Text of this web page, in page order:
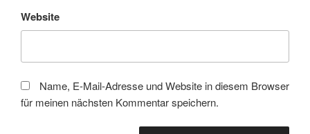
Website
Name, E-Mail-Adresse und Website in diesem Browser
für meinen nächsten Kommentar speichern.